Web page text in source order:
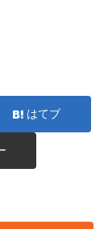
はてブ